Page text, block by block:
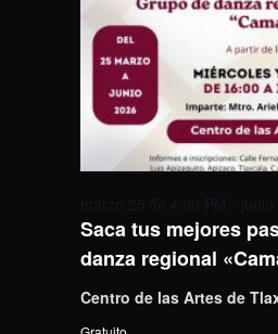
Saca tus mejores
danza regional
marzo 25 @ 4:00 PM - junio
Centro de las Artes de